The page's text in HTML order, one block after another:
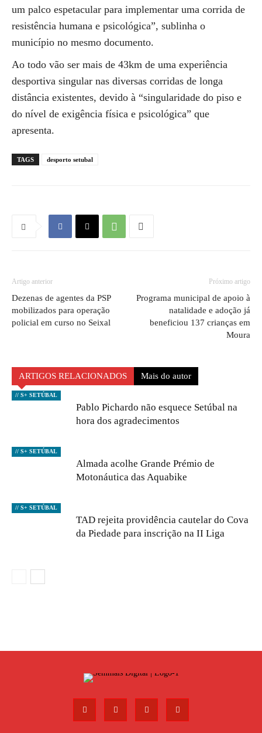
um palco espetacular para implementar uma corrida de
resistência humana e psicológica”, sublinha o
município no mesmo documento.
Ao todo vão ser mais de 43km de uma experiência
desportiva singular nas diversas corridas de longa
distância existentes, devido à “singularidade do piso e
do nível de exigência física e psicológica” que
apresenta.
TAGS desporto setubal
Artigo anterior
Dezenas de agentes da PSP
mobilizados para operação
policial em curso no Seixal
Próximo artigo
Programa municipal de apoio à
natalidade e adoção já
beneficiou 137 crianças em
Moura
ARTIGOS RELACIONADOS Mais do autor
// S+ SETÚBAL
Pablo Pichardo não esquece Setúbal na
hora dos agradecimentos
// S+ SETÚBAL
Almada acolhe Grande Prémio de
Motonáutica das Aquabike
// S+ SETÚBAL
TAD rejeita providência cautelar do Cova
da Piedade para inscrição na II Liga